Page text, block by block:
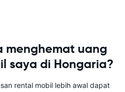
menghemat uang
saya di Hongaria?
rental mobil lebih awal dapat